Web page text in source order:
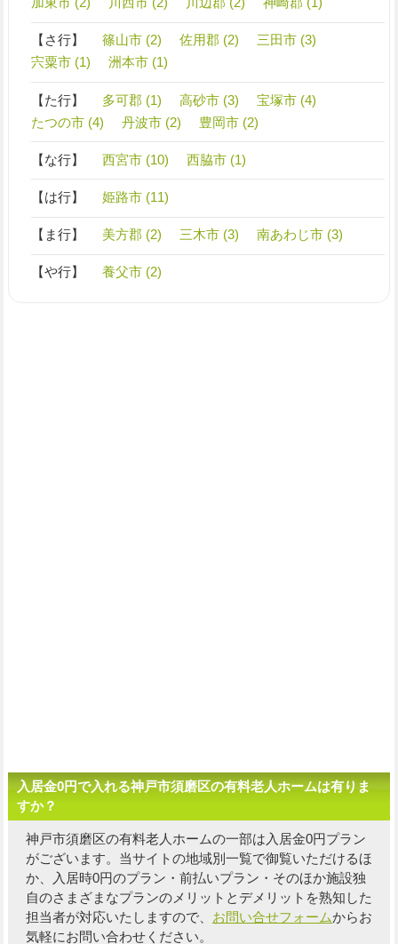
【さ行】 篠山市 (2) 佐用郡 (2)
三田市 (3)
宍粟市 (1)
洲本市 (1)
【た行】 多可郡 (1) 高砂市 (3)
宝塚市 (4)
たつの市 (4)
丹波市 (2) 豊岡市 (2)
【な行】 西宮市 (10) 西脇市 (1)
【は行】 姫路市 (11)
【ま行】 美方郡 (2) 三木市 (3) 南あわじ市 (3)
【や行】 養父市 (2)
入居金0円で入れる神戸市須磨区の有料老人ホームは有りま
すか？
神戸市須磨区の有料老人ホームの一部は入居金0円プラン
がございます。当サイトの地域別一覧で御覧いただけるほ
か、入居時0円のプラン・前払いプラン・そのほか施設独
自のさまざまなプランのメリットとデメリットを熟知した
担当者が対応いたしますので、 お問い合せフォームからお
気軽にお問い合わせください。